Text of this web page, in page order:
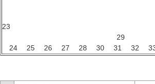
23
29
24 25 26 27 28 30 31 32
出